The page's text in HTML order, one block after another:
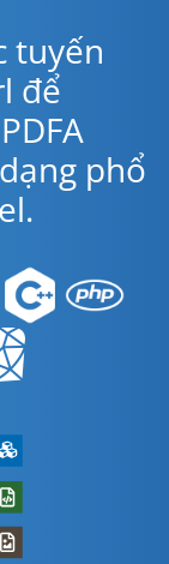
tuyến
để
phổ